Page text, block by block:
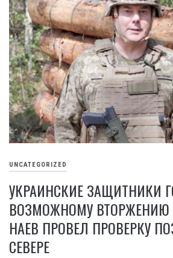
UNCATEGORIZED
УКРАИНСКИЕ ЗАЩИТНИКИ
ВОЗМОЖНОМУ ВТОРЖЕНИЮ
НАЕВ ПРОВЕЛ ПРОВЕРКУ
СЕВЕРЕ